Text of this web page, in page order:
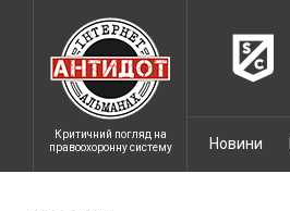
Критичний погляд на
правоохоронну систему
Новини